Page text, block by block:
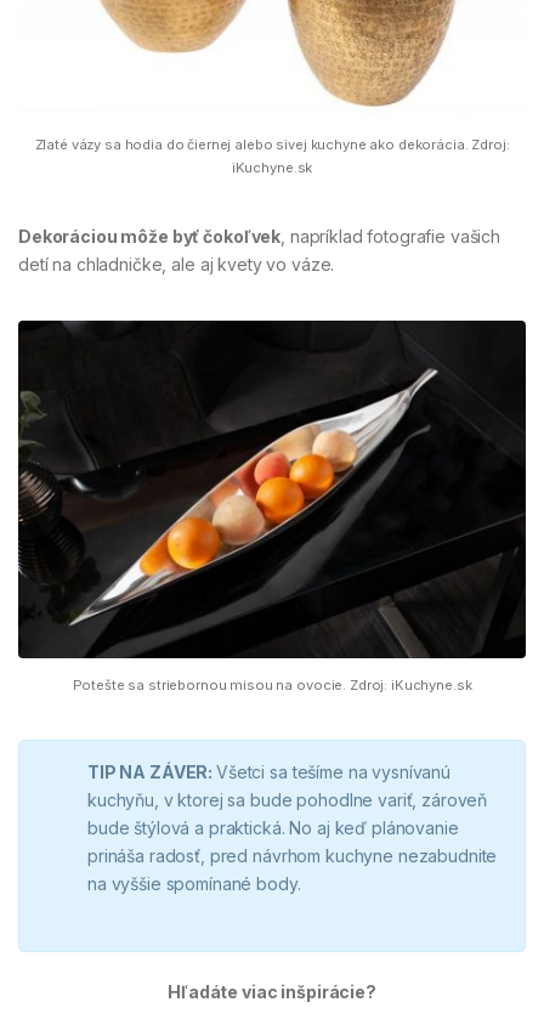
Zlaté vázy sa hodia do čiernej alebo sivej kuchyne ako dekorácia. Zdroj:
iKuchyne.sk
Dekoráciou môže byť čokoľvek , napríklad fotografie vašich
detí na chladničke, ale aj kvety vo váze.
Potešte sa striebornou misou na ovocie. Zdroj: iKuchyne.sk
TIP NA ZÁVER:Všetci sa tešíme na vysnívanú
kuchyňu, v ktorej sa bude pohodlne variť, zároveň
bude štýlová a praktická. No aj keď plánovanie
prináša radosť, pred návrhom kuchyne nezabudnite
na vyššie spomínané body.
Hľadáte viac inšpirácie?